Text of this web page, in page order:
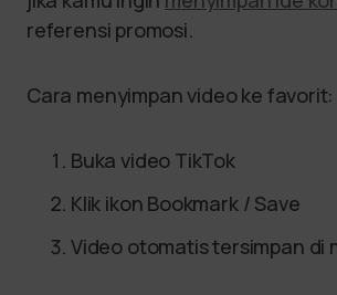
referensi promosi.
Cara menyimpan video ke favorit:
Buka video TikTok
Klik ikon Bookmark / Save
Video otomatis tersimpan di